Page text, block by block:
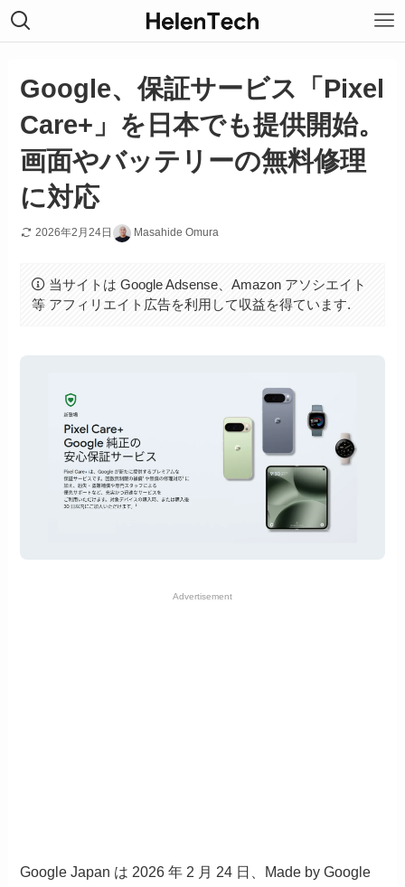
Google、保証サービス「Pixel
Care+」を日本でも提供開始。
画面やバッテリーの無料修理
に対応
2026年2月24日 Masahide Omura
当サイトは Google Adsense、Amazon アソシエイト
等 アフィリエイト広告を利用して収益を得ています.
Advertisement
Google Japan は 2026 年 2 月 24 日、Made by Google